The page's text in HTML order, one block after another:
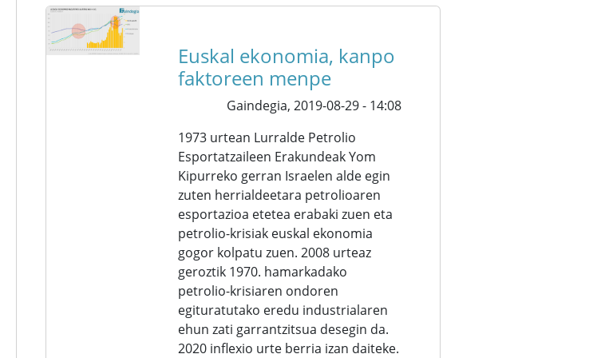
Euskal ekonomia, kanpo
faktoreen menpe
Gaindegia, 2019-08-29 - 14:08
1973 urtean Lurralde Petrolio
Esportatzaileen Erakundeak Yom
Kipurreko gerran Israelen alde egin
zuten herrialdeetara petrolioaren
esportazioa etetea erabaki zuen eta
petrolio-krisiak euskal ekonomia
gogor kolpatu zuen. 2008 urteaz
geroztik 1970. hamarkadako
petrolio-krisiaren ondoren
egituratutako eredu industrialaren
ehun zati garrantzitsua desegin da.
2020 inflexio urte berria izan daiteke.